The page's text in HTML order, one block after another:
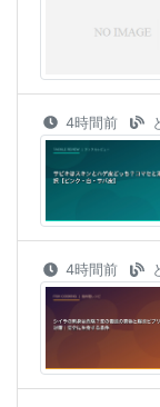
4時間前
4時間前